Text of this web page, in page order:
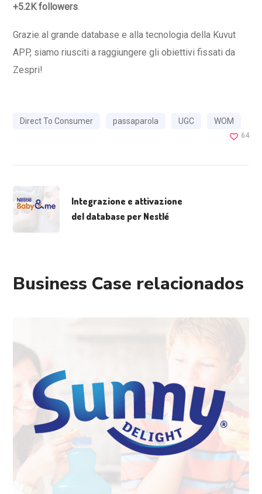
+5.2K followers.
Grazie al grande database e alla tecnologia della Kuvut
APP, siamo riusciti a raggiungere gli obiettivi fissati da
Zespri!
Direct To Consumer passaparola UGC WOM
64
Integrazione e attivazione
del database per Nestlé